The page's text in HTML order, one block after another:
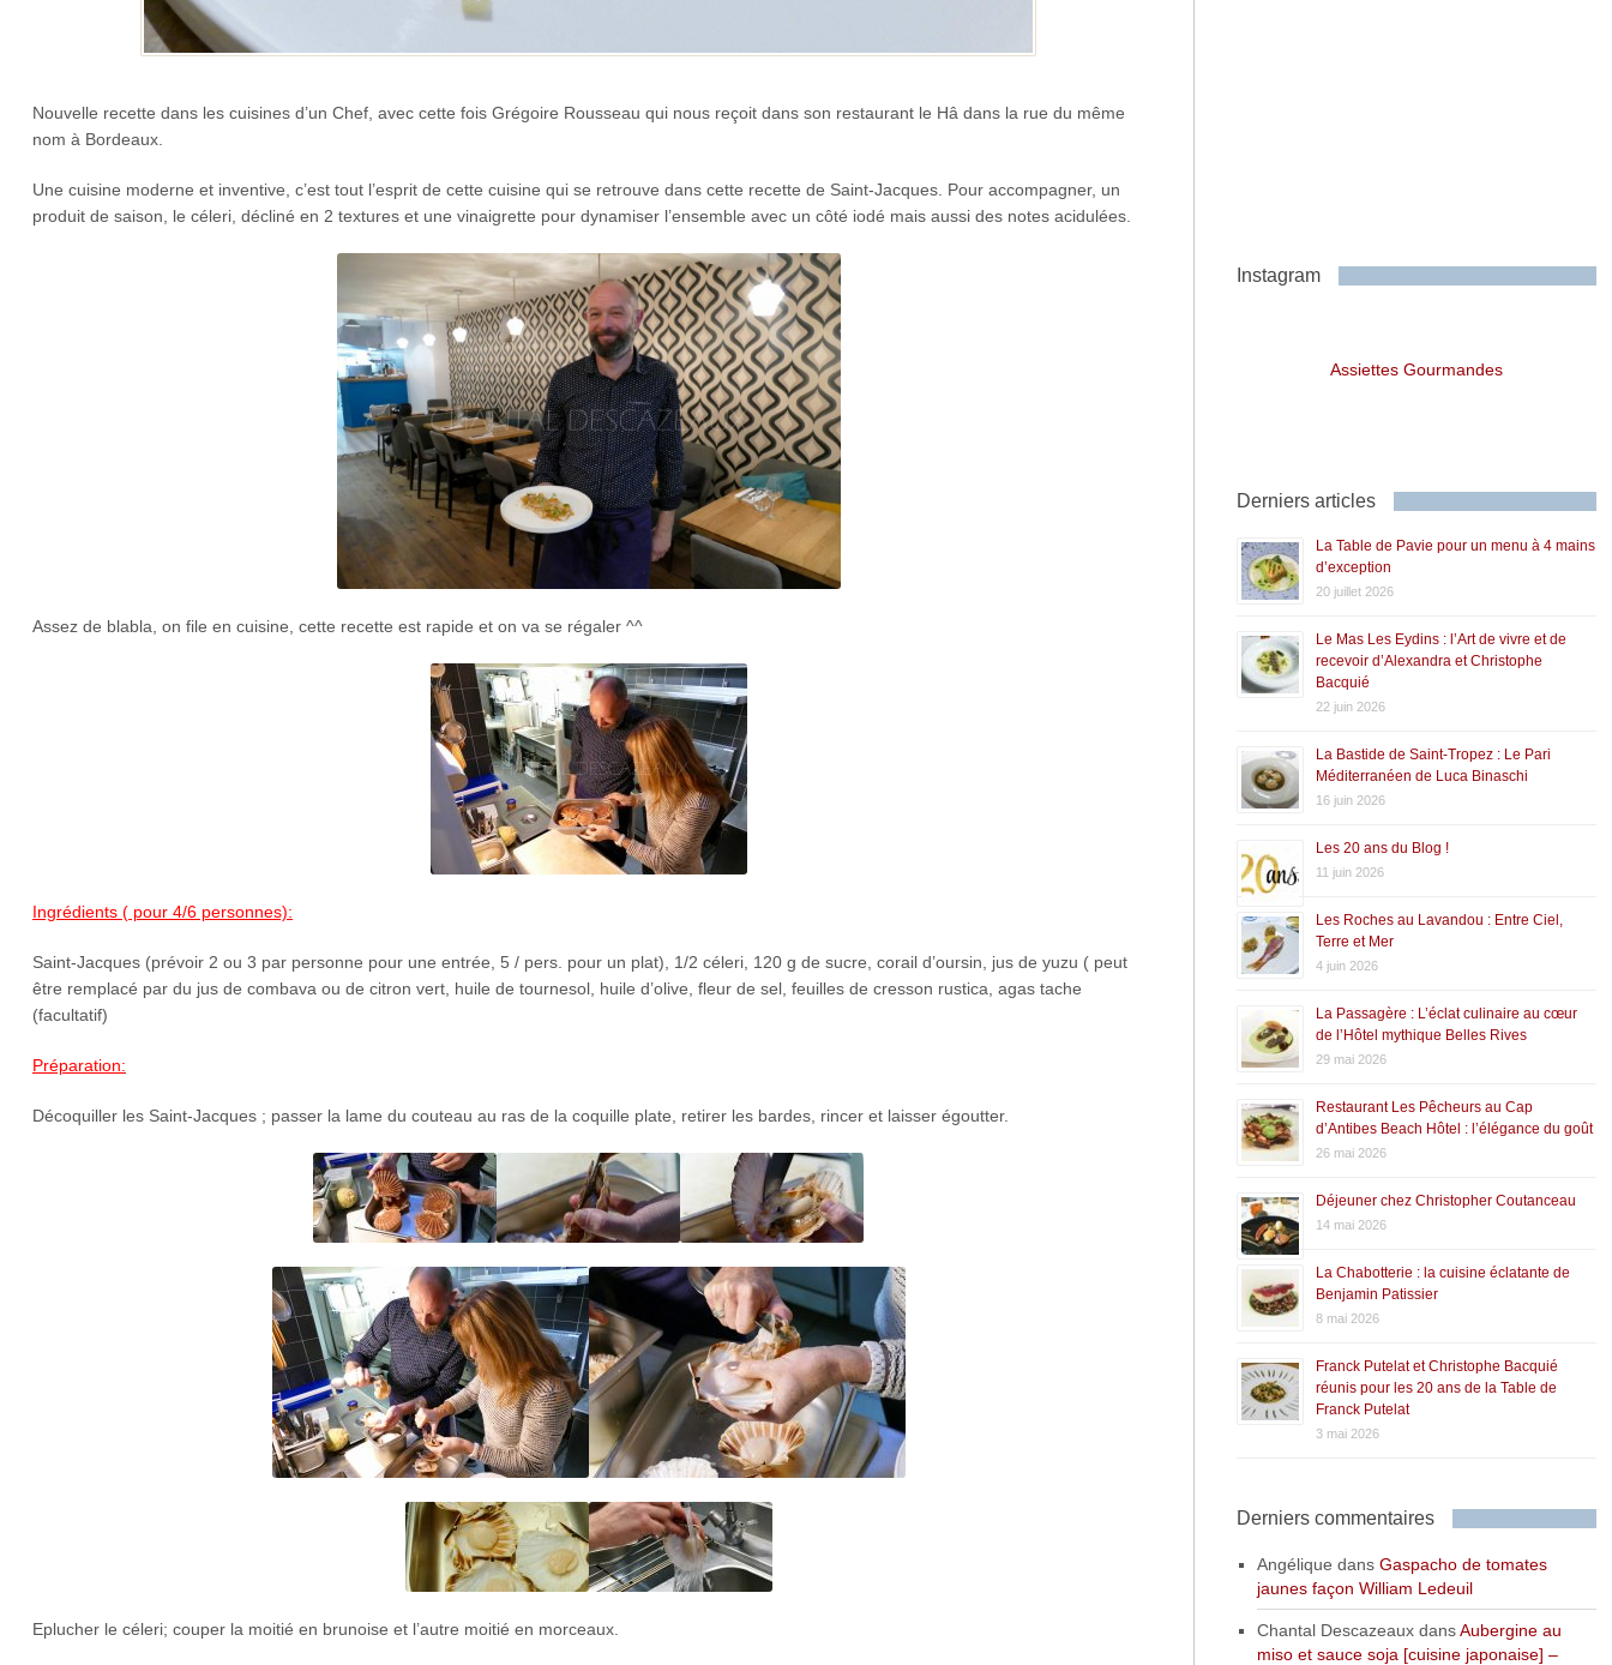
Nouvelle recette dans les cuisines d’un Chef, avec cette fois Grégoire Rousseau qui nous reçoit dans son restaurant le Hâ dans la rue du même
nom à Bordeaux.
Une cuisine moderne et inventive, c’est tout l’esprit de cette cuisine qui se retrouve dans cette recette de Saint-Jacques. Pour accompagner, un
produit de saison, le céleri, décliné en 2 textures et une vinaigrette pour dynamiser l’ensemble avec un côté iodé mais aussi des notes acidulées.
Assez de blabla, on file en cuisine, cette recette est rapide et on va se régaler ^^
Ingrédients ( pour 4/6 personnes):
Saint-Jacques (prévoir 2 ou 3 par personne pour une entrée, 5 / pers. pour un plat), 1/2 céleri, 120 g de sucre, corail d’oursin, jus de yuzu ( peut
être remplacé par du jus de combava ou de citron vert, huile de tournesol, huile d’olive, fleur de sel, feuilles de cresson rustica, agas tache
(facultatif)
Préparation:
Décoquiller les Saint-Jacques ; passer la lame du couteau au ras de la coquille plate, retirer les bardes, rincer et laisser égoutter.
Eplucher le céleri; couper la moitié en brunoise et l’autre moitié en morceaux.
Instagram
Assiettes Gourmandes
Derniers articles
La Table de Pavie pour un menu à 4 mains
d’exception
20 juillet 2026
Le Mas Les Eydins : l’Art de vivre et de
recevoir d’Alexandra et Christophe
Bacquié
22 juin 2026
La Bastide de Saint-Tropez : Le Pari
Méditerranéen de Luca Binaschi
16 juin 2026
Les 20 ans du Blog !
11 juin 2026
Les Roches au Lavandou : Entre Ciel,
Terre et Mer
4 juin 2026
La Passagère : L’éclat culinaire au cœur
de l’Hôtel mythique Belles Rives
29 mai 2026
Restaurant Les Pêcheurs au Cap
d’Antibes Beach Hôtel : l’élégance du goût
26 mai 2026
Déjeuner chez Christopher Coutanceau
14 mai 2026
La Chabotterie : la cuisine éclatante de
Benjamin Patissier
8 mai 2026
Franck Putelat et Christophe Bacquié
réunis pour les 20 ans de la Table de
Franck Putelat
3 mai 2026
Derniers commentaires
Angélique dans Gaspacho de tomates
jaunes façon William Ledeuil
Chantal DescazeauxdansAubergine au
miso et sauce soja [cuisine japonaise] –